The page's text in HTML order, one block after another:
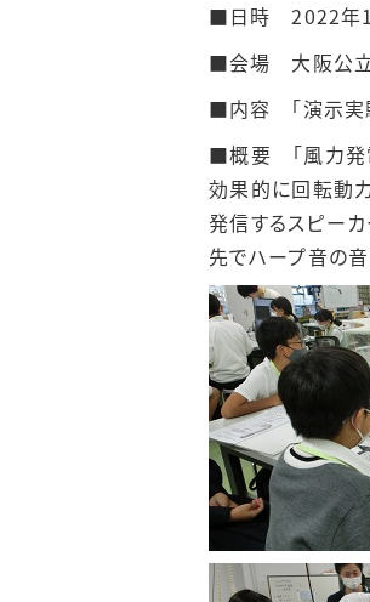
■日時 2022年
■会場 大阪公立
■内容 「演示実
■概要 「風力発電
効果的に回転動
発信するスピー
先でハープ音の